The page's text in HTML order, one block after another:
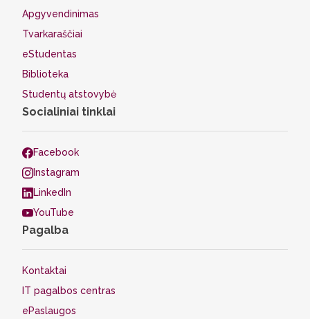
Apgyvendinimas
Tvarkaraščiai
eStudentas
Biblioteka
Studentų atstovybė
Socialiniai tinklai
Facebook
Instagram
LinkedIn
YouTube
Pagalba
Kontaktai
IT pagalbos centras
ePaslaugos